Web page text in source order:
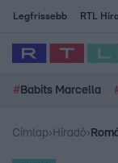
Legfrissebb RTL
# Babits Marcella
Címlap› Híradó›